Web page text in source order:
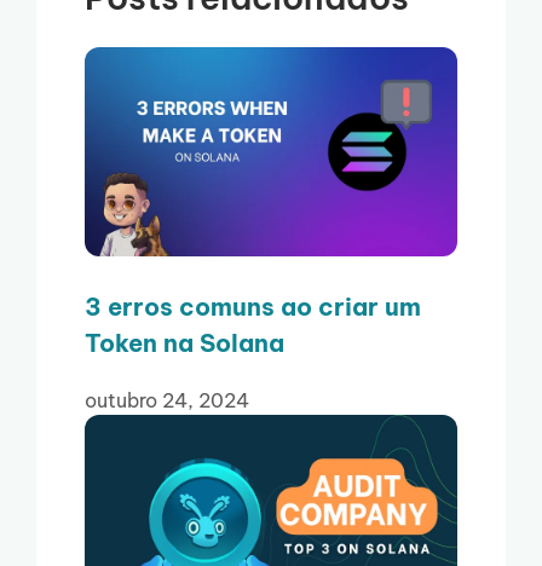
3 erros comuns ao criar um
Token na Solana
outubro 24, 2024